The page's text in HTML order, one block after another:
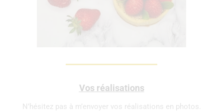
Vos réalisations
N’hésitez pas à m’envoyer vos réalisations en photos.